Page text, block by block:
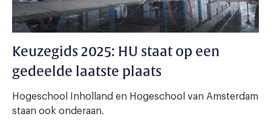
Keuzegids 2025: HU staat op een
gedeelde laatste plaats
Hogeschool Inholland en Hogeschool van Amsterdam
staan ook onderaan.